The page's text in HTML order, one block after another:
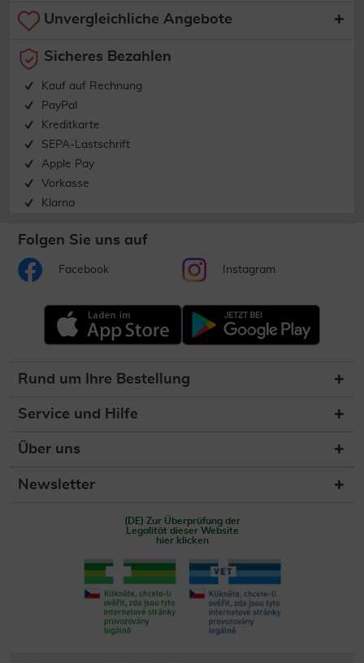
Unvergleichliche Angebote
Sicheres Bezahlen
Kauf auf Rechnung
PayPal
Kreditkarte
SEPA-Lastschrift
Apple Pay
Vorkasse
Klarna
Folgen Sie uns auf
Facebook Instagram
Rund um Ihre Bestellung
Service und Hilfe
Über uns
Newsletter
(DE) Zur Überprüfung der
Legalität dieser Website
hier klicken